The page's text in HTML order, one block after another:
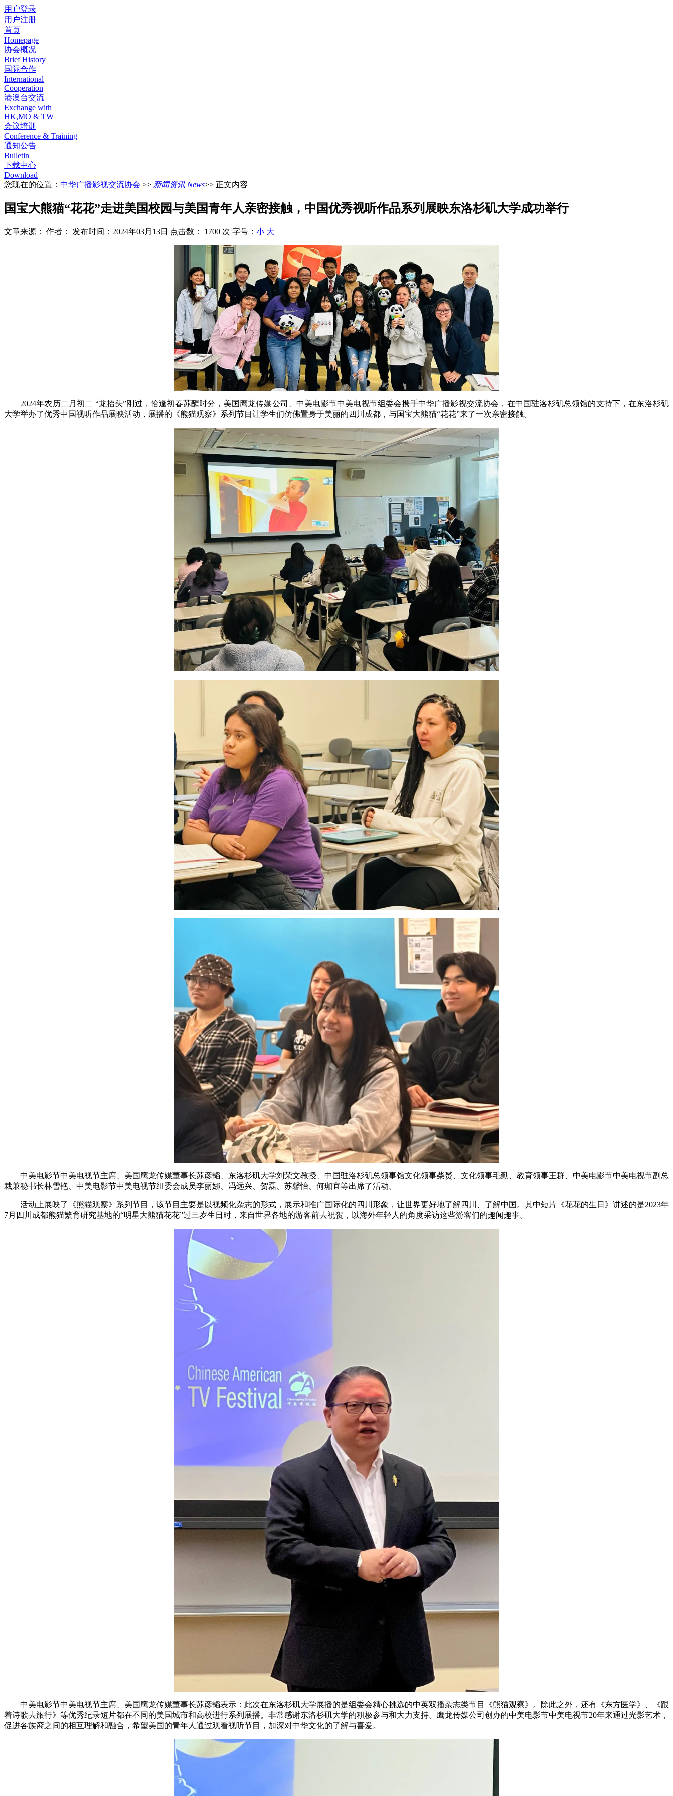
用户登录
用户注册
首页
Homepage
协会概况
Brief History
国际合作
International
Cooperation
港澳台交流
Exchange with
HK,MO & TW
会议培训
Conference & Training
通知公告
Bulletin
下载中心
Download
您现在的位置： 中华广播影视交流协会 >> 新闻资讯 News>> 正文内容
国宝大熊猫“花花”走进美国校园与美国青年人亲密接触，中国优秀视听作品系列展映东洛杉矶大学成功举行
文章来源： 作者： 发布时间：2024年03月13日 点击数： 1700 次 字号： 小 大
2024年农历二月初二 “龙抬头”刚过，恰逢初春苏醒时分，美国鹰龙传媒公司、中美电影节中美电视节组委会携手中华广播影视交流协会，在中国驻洛杉矶总领馆的支持下，在东洛杉矶
大学举办了优秀中国视听作品展映活动，展播的《熊猫观察》系列节目让学生们仿佛置身于美丽的四川成都，与国宝大熊猫“花花”来了一次亲密接触。
中美电影节中美电视节主席、美国鹰龙传媒董事长苏彦韬、东洛杉矶大学刘荣文教授、中国驻洛杉矶总领事馆文化领事柴赟、文化领事毛勤、教育领事王群、中美电影节中美电视节副总
裁兼秘书长林雪艳、中美电影节中美电视节组委会成员李丽娜、冯远兴、贺磊、苏馨怡、何珈宜等出席了活动。
活动上展映了《熊猫观察》系列节目，该节目主要是以视频化杂志的形式，展示和推广国际化的四川形象，让世界更好地了解四川、了解中国。其中短片《花花的生日》讲述的是2023年
7月四川成都熊猫繁育研究基地的“明星大熊猫花花”过三岁生日时，来自世界各地的游客前去祝贺，以海外年轻人的角度采访这些游客们的趣闻趣事。
中美电影节中美电视节主席、美国鹰龙传媒董事长苏彦韬表示：此次在东洛杉矶大学展播的是组委会精心挑选的中英双播杂志类节目《熊猫观察》。除此之外，还有《东方医学》、《跟
着诗歌去旅行》等优秀纪录短片都在不同的美国城市和高校进行系列展播。非常感谢东洛杉矶大学的积极参与和大力支持。鹰龙传媒公司创办的中美电影节中美电视节20年来通过光影艺术，
促进各族裔之间的相互理解和融合，希望美国的青年人通过观看视听节目，加深对中华文化的了解与喜爱。